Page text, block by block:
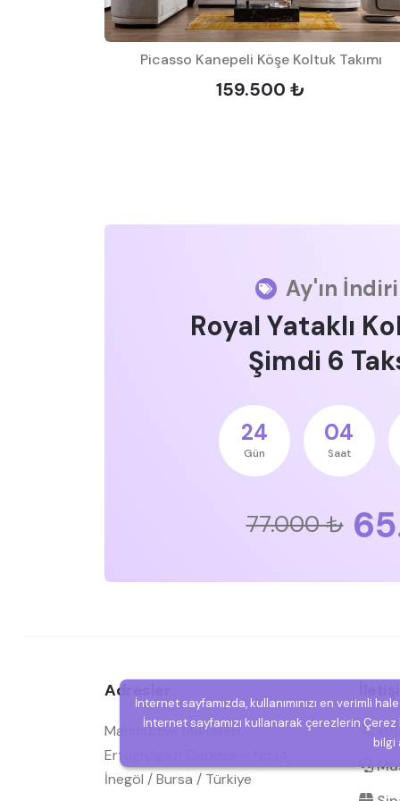
Picasso Kanepeli Köşe Koltuk Takımı
159.500 ₺
Ay'ın
Royal Yataklı
Şimdi 6
24
Gün
04
Saat
77.000 ₺
Adresler
Mahmudiye Mahallesi,
Ertuğrulgazi Caddesi - No:14,
İnegöl / Bursa / Türkiye
İnternet sayfamızda, kullanımınızı en verimli
İnternet sayfamızı kullanarak çerezlerin
bilgi